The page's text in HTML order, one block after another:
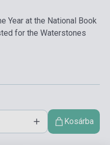
Year at the National Book
for the Waterstones
Kosárba